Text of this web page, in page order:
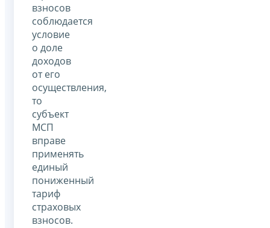
взносов
соблюдается
условие
о доле
доходов
от его
осуществления,
то
субъект
МСП
вправе
применять
единый
пониженный
тариф
страховых
взносов.